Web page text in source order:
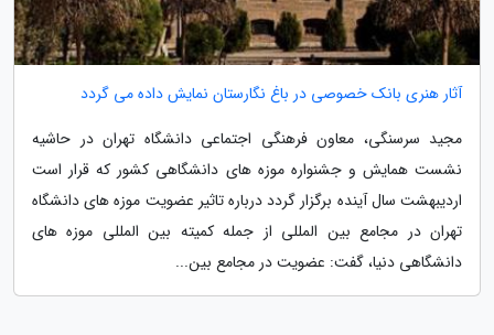
آثار هنری بانک خصوصی در باغ نگارستان نمایش داده می گردد
مجید سرسنگی، معاون فرهنگی اجتماعی دانشگاه تهران در حاشیه
نشست همایش و جشنواره موزه های دانشگاهی کشور که قرار است
اردیبهشت سال آینده برگزار گردد درباره تاثیر عضویت موزه های دانشگاه
تهران در مجامع بین المللی از جمله کمیته بین المللی موزه های
دانشگاهی دنیا، گفت: عضویت در مجامع بین...